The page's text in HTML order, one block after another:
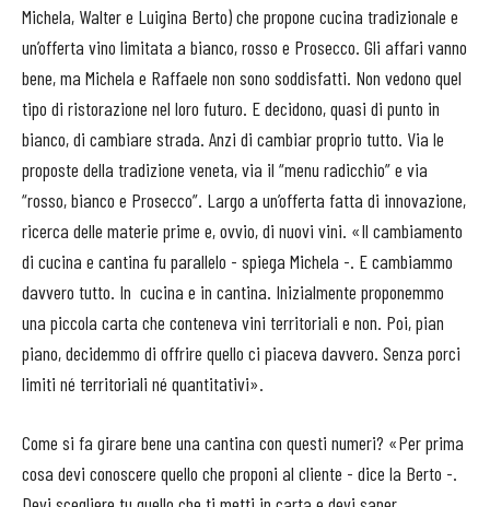
Michela, Walter e Luigina Berto) che propone cucina tradizionale e
un’offerta vino limitata a bianco, rosso e Prosecco. Gli affari vanno
bene, ma Michela e Raffaele non sono soddisfatti. Non vedono quel
tipo di ristorazione nel loro futuro. E decidono, quasi di punto in
bianco, di cambiare strada. Anzi di cambiar proprio tutto. Via le
proposte della tradizione veneta, via il “menu radicchio” e via
“rosso, bianco e Prosecco”. Largo a un’offerta fatta di innovazione,
ricerca delle materie prime e, ovvio, di nuovi vini. «Il cambiamento
di cucina e cantina fu parallelo - spiega Michela -. E cambiammo
davvero tutto. In cucina e in cantina. Inizialmente proponemmo
una piccola carta che conteneva vini territoriali e non. Poi, pian
piano, decidemmo di offrire quello ci piaceva davvero. Senza porci
limiti né territoriali né quantitativi».
Come si fa girare bene una cantina con questi numeri? «Per prima
cosa devi conoscere quello che proponi al cliente - dice la Berto -.